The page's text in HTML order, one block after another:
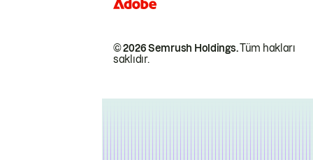
© 2026 Semrush Holdings.Tüm hakları
saklıdır.